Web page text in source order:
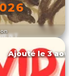
Ajouté le 3